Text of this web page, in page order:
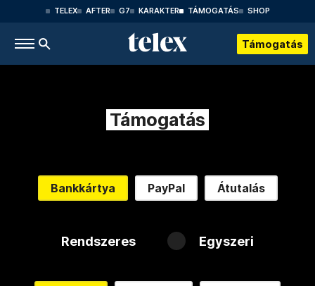
TELEX AFTER G7 KARAKTER TÁMOGATÁS SHOP
Támogatás
Támogatás
Bankkártya PayPal Átutalás
Rendszeres Egyszeri